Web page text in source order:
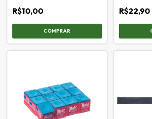
R$10,00 R$22,90